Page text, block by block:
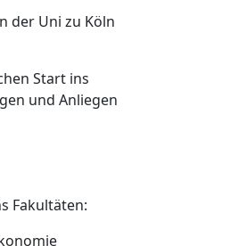
der Uni zu Köln
Start ins
und Anliegen
Fakultäten: